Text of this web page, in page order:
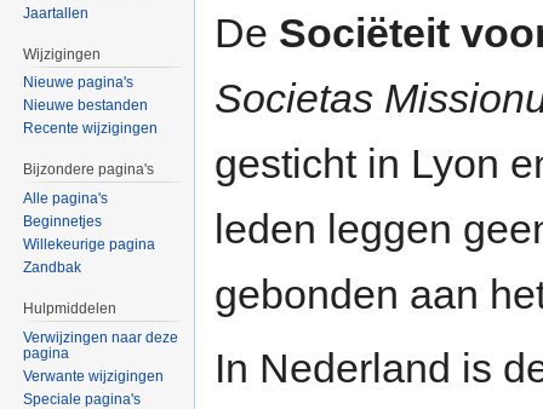
De Sociëteit
Societas
gesticht in Lyon
leden leggen
gebonden aan
In Nederland is
Jaartallen
Wijzigingen
Nieuwe pagina's
Nieuwe bestanden
Recente wijzigingen
Bijzondere pagina's
Alle pagina's
Beginnetjes
Willekeurige pagina
Zandbak
Hulpmiddelen
Verwijzingen naar deze
pagina
Verwante wijzigingen
Speciale pagina's